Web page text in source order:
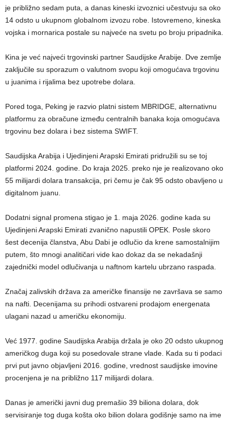
je približno sedam puta, a danas kineski izvoznici učestvuju sa oko
14 odsto u ukupnom globalnom izvozu robe. Istovremeno, kineska
vojska i mornarica postale su najveće na svetu po broju pripadnika.
Kina je već najveći trgovinski partner Saudijske Arabije. Dve zemlje
zaključile su sporazum o valutnom svopu koji omogućava trgovinu
u juanima i rijalima bez upotrebe dolara.
Pored toga, Peking je razvio platni sistem MBRIDGE, alternativnu
platformu za obračune između centralnih banaka koja omogućava
trgovinu bez dolara i bez sistema SWIFT.
Saudijska Arabija i Ujedinjeni Arapski Emirati pridružili su se toj
platformi 2024. godine. Do kraja 2025. preko nje je realizovano oko
55 milijardi dolara transakcija, pri čemu je čak 95 odsto obavljeno u
digitalnom juanu.
Dodatni signal promena stigao je 1. maja 2026. godine kada su
Ujedinjeni Arapski Emirati zvanično napustili OPEK. Posle skoro
šest decenija članstva, Abu Dabi je odlučio da krene samostalnijim
putem, što mnogi analitičari vide kao dokaz da se nekadašnji
zajednički model odlučivanja u naftnom kartelu ubrzano raspada.
Značaj zalivskih država za američke finansije ne završava se samo
na nafti. Decenijama su prihodi ostvareni prodajom energenata
ulagani nazad u američku ekonomiju.
Već 1977. godine Saudijska Arabija držala je oko 20 odsto ukupnog
američkog duga koji su posedovale strane vlade. Kada su ti podaci
prvi put javno objavljeni 2016. godine, vrednost saudijske imovine
procenjena je na približno 117 milijardi dolara.
Danas je američki javni dug premašio 39 biliona dolara, dok
servisiranje tog duga košta oko bilion dolara godišnje samo na ime